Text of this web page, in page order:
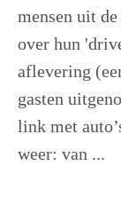
mensen uit
over hun
aflevering
gasten
link met
weer: van ...